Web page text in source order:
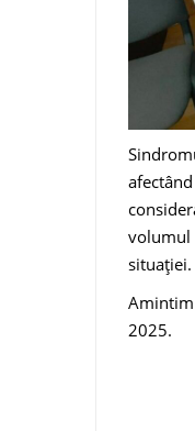
volumul
situației.
Amintim
2025.